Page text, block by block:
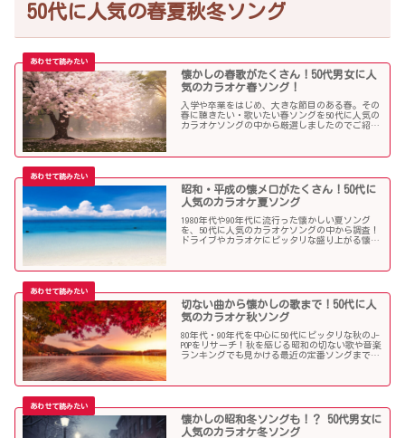
50代に人気の春夏秋冬ソング
懐かしの春歌がたくさん！50代男女に人
気のカラオケ春ソング！
入学や卒業をはじめ、大きな節目のある春。その
春に聴きたい・歌いたい春ソングを50代に人気の
カラオケソングの中から厳選しましたのでご紹介
昭和・平成の懐メロがたくさん！50代に
人気のカラオケ夏ソング
1980年代や90年代に流行った懐かしい夏ソング
を、50代に人気のカラオケソングの中から調査！
ドライブやカラオケにピッタリな盛り上がる懐メ
切ない曲から懐かしの歌まで！50代に人
気のカラオケ秋ソング
80年代・90年代を中心に50代にピッタリな秋のJ-
POPをリサーチ！秋を感じる昭和の切ない歌や音楽
ランキングでも見かける最近の定番ソングまで、
懐かしの昭和冬ソングも！？ 50代男女に
人気のカラオケ冬ソング